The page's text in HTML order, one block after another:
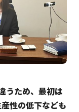
うため、最初は
性の低下なども